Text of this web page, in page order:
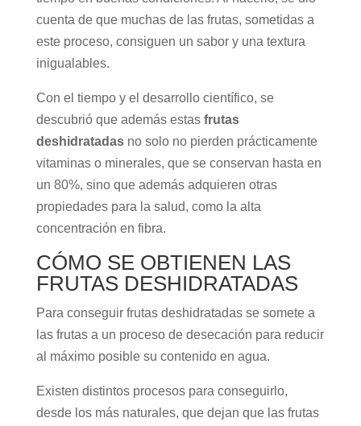
cuenta de que muchas de las frutas, sometidas a
este proceso, consiguen un sabor y una textura
inigualables.
Con el tiempo y el desarrollo científico, se
descubrió que además estas frutas
deshidratadasno solo no pierden prácticamente
vitaminas o minerales, que se conservan hasta en
un 80%, sino que además adquieren otras
propiedades para la salud, como la alta
concentración en fibra.
CÓMO SE OBTIENEN LAS
FRUTAS DESHIDRATADAS
Para conseguir frutas deshidratadas se somete a
las frutas a un proceso de desecación para reducir
al máximo posible su contenido en agua.
Existen distintos procesos para conseguirlo,
desde los más naturales, que dejan que las frutas